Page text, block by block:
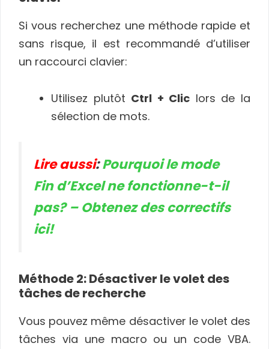
Si vous recherchez une méthode rapide et
sans risque, il est recommandé d’utiliser
un raccourci clavier:
Utilisez plutôt Ctrl + Clic lors de la
sélection de mots.
Lire aussi:Pourquoi le mode
Fin d’Excel ne fonctionne-t-il
pas? – Obtenez des correctifs
ici!
Méthode 2: Désactiver le volet des
tâches de recherche
Vous pouvez même désactiver le volet des
tâches via une macro ou un code VBA.